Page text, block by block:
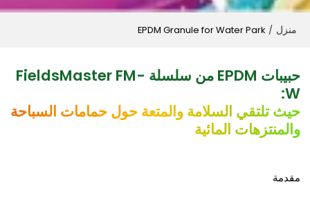
منزل /
EPDM Granule for Water Park
حبيبات EPDM من سلسلة FieldsMaster FM-
W:
حيث تلتقي السلامة والمتعة حول حمامات السباحة
والمنتزهات المائية
مقدمة